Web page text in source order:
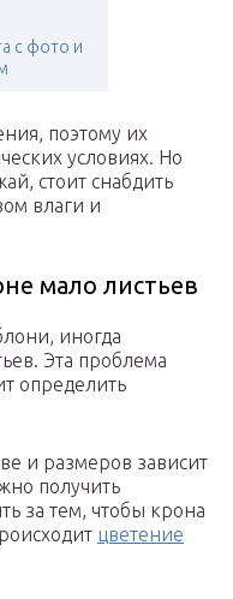
с фото и
поэтому их
условиях. Но
стоит снабдить
влаги и
мало листьев
иногда
Эта проблема
определить
и размеров зависит
получить
за тем, чтобы крона
цветение